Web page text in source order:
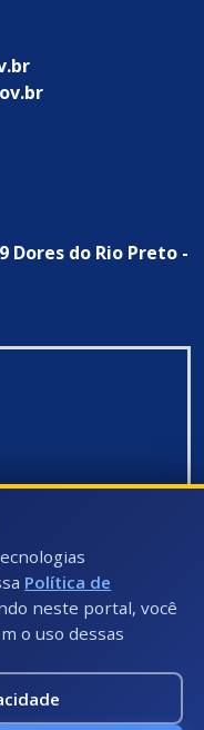
Dores do Rio Preto -
Política de
neste portal, você
o uso dessas